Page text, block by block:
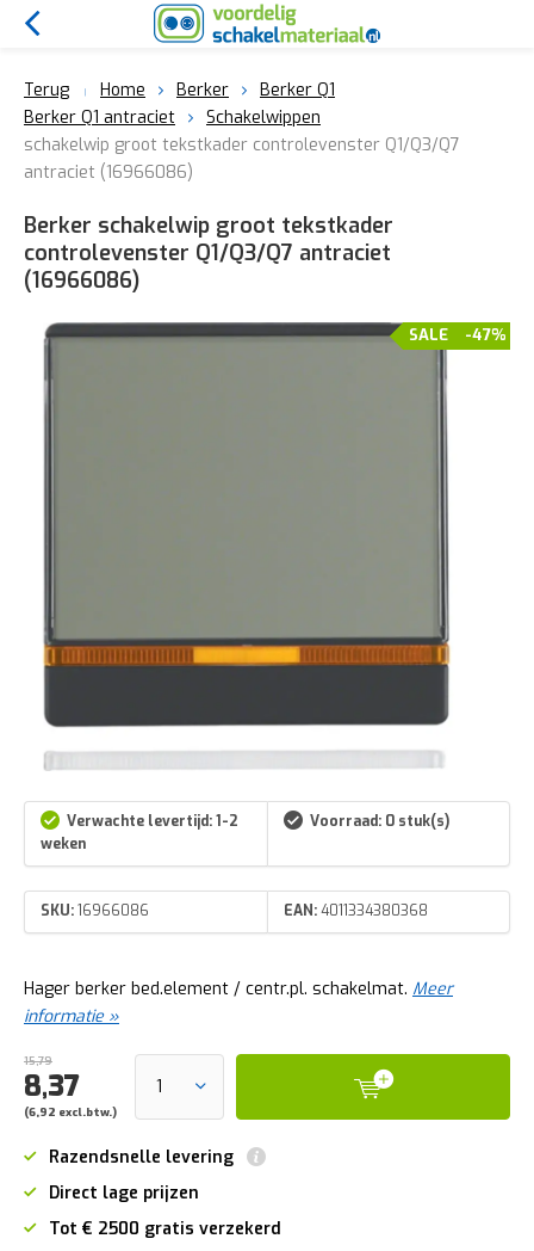
Terug Home Berker
Berker Q1
Berker Q1 antraciet
Schakelwippen
schakelwip groot tekstkader controlevenster Q1/Q3/Q7
antraciet (16966086)
Berker schakelwip groot tekstkader
controlevenster Q1/Q3/Q7 antraciet
(16966086)
-47%
SALE
Verwachte levertijd: 1-2
weken
Voorraad: 0 stuk(s)
SKU:16966086 EAN:4011334380368
Hager berker bed.element / centr.pl. schakelmat. Meer
informatie »
15,79
8,37
(6,92 excl.btw.)
Razendsnelle levering
Direct lage prijzen
Tot € 2500 gratis verzekerd